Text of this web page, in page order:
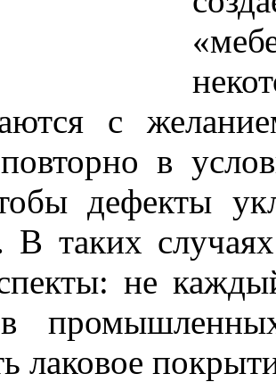
с
в
дефекты
В таких
не
лаковое